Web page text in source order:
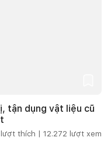
tận dụng vật liệu cũ
lượt thích | 12.272 lượt xem